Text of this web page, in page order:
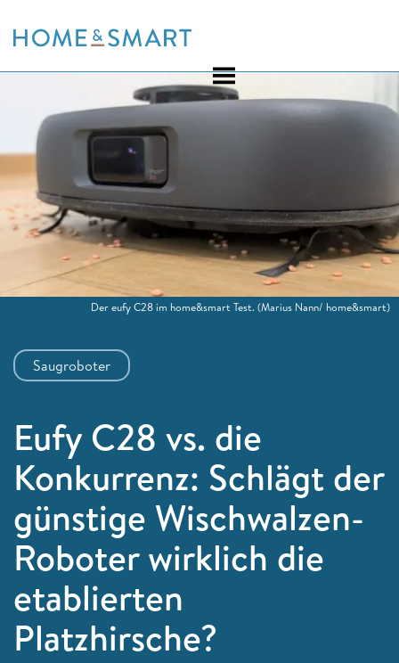
to
Saugroboter
Eufy C28 vs. die
Konkurrenz: Schlägt der
günstige Wischwalzen-
Roboter wirklich die
etablierten
Platzhirsche?
Der eufy C28 im home&smart Test.(Marius Nann/ home&smart)